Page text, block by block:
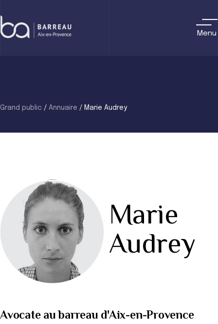
to
content
Menu
Grand public / Annuaire / Marie Audrey
Marie
Audrey
Avocate au barreau d'Aix-en-Provence